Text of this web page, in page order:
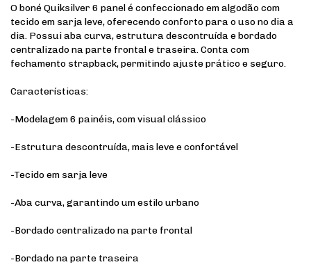
O boné Quiksilver 6 panel é confeccionado em algodão com
tecido em sarja leve, oferecendo conforto para o uso no dia a
dia. Possui aba curva, estrutura descontruída e bordado
centralizado na parte frontal e traseira. Conta com
fechamento strapback, permitindo ajuste prático e seguro.
Características:
-Modelagem 6 painéis, com visual clássico
-Estrutura descontruída, mais leve e confortável
-Tecido em sarja leve
-Aba curva, garantindo um estilo urbano
-Bordado centralizado na parte frontal
-Bordado na parte traseira